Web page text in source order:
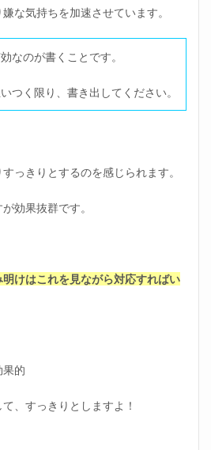
な気持ちを加速させています。
なのが書くことです。
つく限り、書き出してください。
っきりとするのを感じられます。
効果抜群です。
けはこれを見ながら対応すればい
果的
、すっきりとしますよ！